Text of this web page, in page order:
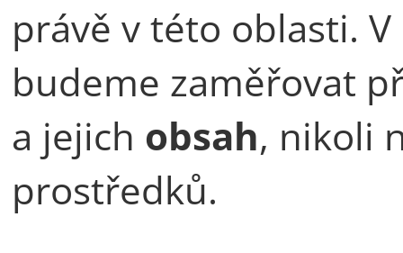
právě v této oblasti.
budeme zaměřovat
a jejich obsah, nikoli
prostředků.